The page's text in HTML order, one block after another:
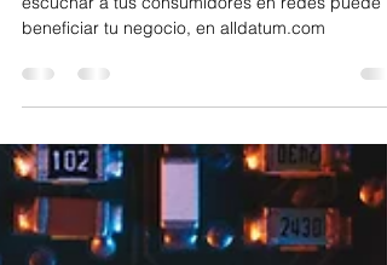
Aprende más acerca del Social Listening, y
beneficiar tu negocio, en alldatum.com